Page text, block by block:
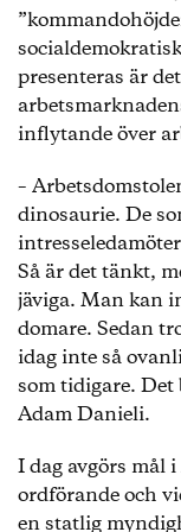
presenteras är
inflytande över
–
dinosaurie. De
Så är det tänkt,
jäviga. Man kan
domare. Sedan
idag inte så
som tidigare.
Adam Danieli.
I dag avgörs mål
ordförande och
en statlig